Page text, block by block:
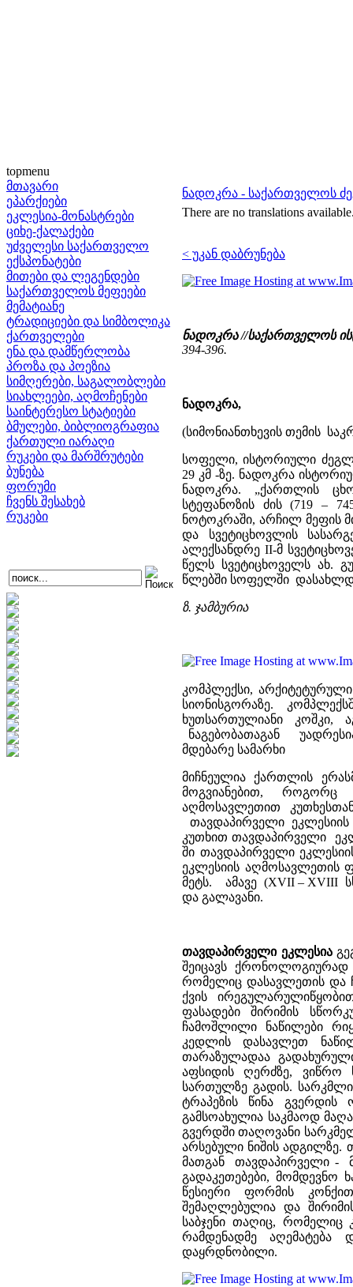
topmenu
მთავარი
ეპარქიები
ეკლესია-მონასტრები
ციხე-ქალაქები
უძველესი საქართველო
ექსპონატები
მითები და ლეგენდები
საქართველოს მეფეები
მემატიანე
ტრადიციები და სიმბოლიკა
ქართველები
ენა და დამწერლობა
პროზა და პოეზია
სიმღერები, საგალობლები
სიახლეები, აღმოჩენები
საინტერესო სტატიები
ბმულები, ბიბლიოგრაფია
ქართული იარაღი
რუკები და მარშრუტები
ბუნება
ფორუმი
ჩვენს შესახებ
რუკები
ნადოკრა - საქართველოს
There are no translations
< უკან დაბრუნება
ნადოკრა //საქართველოს
394-396.
ნადოკრა,
(სიმონიანთხევის თემის
სოფელი, ისტორიული
29 კმ -ზე. ნადოკრა
ნადოკრა. „ქართლის
სტეფანოზის ძის (719 –
ნოტოკრაში, არჩილ მეფის
და სვეტიცხოვლის
ალექსანდრე II-მ
წელს სვეტიცხოველს ახ.
წლებში სოფელში
ზ. ჯამბურია
კომპლექსი,
სიონისგორაზე.
ხუთსართულიანი კოშკი,
ნაგებობათაგან
მდებარე სამარხი
მიჩნეულია ქართლის
მოგვიანებით, როგორც
აღმოსავლეთით
თავდაპირველი
კუთხით თავდაპირველი
ში თავდაპირველი
ეკლესიის აღმოსავლეთის
მეტს. ამავე (XVII – XVIII
და გალავანი.
თავდაპირველი ეკლესია
შეიცავს ქრონოლოგიურად
რომელიც დასავლეთის და
ქვის
ფასადები შირიმის
ჩამოშლილი ნაწილები
კედლის დასავლეთ
თარაზულადაა
აფსიდის ღერძზე, ვიწრო
სართულზე გადის.
ტრაპეზის წინა
გამსოახულია საკმაოდ
გვერდში თაღოვანი
არსებული ნიშის
მათგან თავდაპირველი -
გადაკეთებები, მომდევნო
წესიერი ფორმის
შემაღლებულია და
საბჯენი თაღიც,
რამდენადმე აღემატება
დაყრდნობილი.